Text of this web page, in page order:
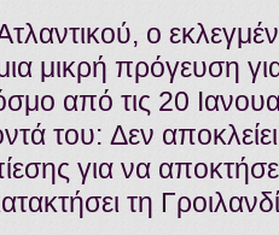
ο
μικρή πρόγευση
από τις 20
του: Δεν
για να
τη